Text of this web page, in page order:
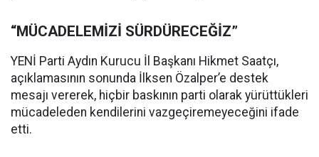
“MÜCADELEMİZİ SÜRDÜRECEĞİZ”
YENİ Parti Aydın Kurucu İl Başkanı Hikmet Saatçı,
açıklamasının sonunda İlksen Özalper’e destek
mesajı vererek, hiçbir baskının parti olarak yürüttükleri
mücadeleden kendilerini vazgeçiremeyeceğini ifade
etti.